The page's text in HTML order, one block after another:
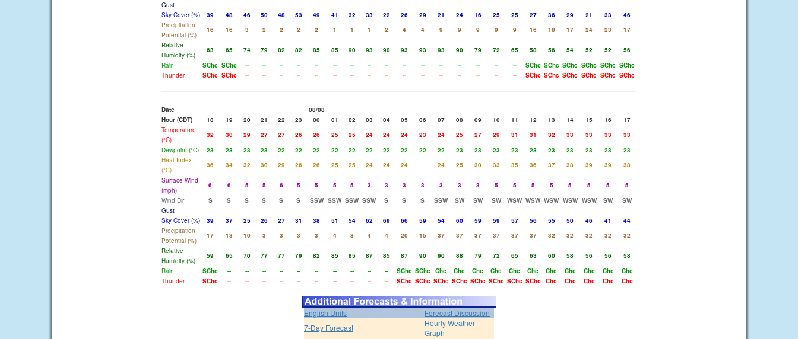
Gust
Sky Cover (%)
39 48 46 50 48 53 49 41 32 33 22 26 29 21 24 16 25 25 27 36 29 21 33
46
Precipitation
Potential (%)
16 16 3 2 2 2 2 1 1 1 2 4 4 9 9 9 9 9 16 18 17 24 23
17
Relative
Humidity (%)
63 65 74 79 82 82 85 85 90 93 90 93 93 93 90 79 72 65 58 56 54 52 52
56
Rain
SChc SChc -- -- -- -- -- -- -- -- -- -- -- -- -- -- -- -- SChc SChc SChc SChc SChc SChc
Thunder
SChc SChc -- -- -- -- -- -- -- -- -- -- -- -- -- -- -- -- SChc SChc SChc SChc SChc SChc
Date
08/08
Hour (CDT)
18 19 20 21 22 23 00 01 02 03 04 05 06 07 08 09 10 11 12 13 14 15 16
17
Temperature
(°C)
32 30 29 27 27 26 26 25 25 24 24 24 23 24 25 27 29 31 31 32 33 33 33
33
Dewpoint (°C)
23 23 23 23 22 22 22 22 22 22 22 22 22 22 23 23 23 23 23 23 23 23 23
23
Heat Index
(°C)
36 34 32 30 29 26 26 25 25 24 24 24 24 25 30 33 35 36 37 38 39 39
38
Surface Wind
(mph)
6 6 5 5 6 5 5 5 5 3 3 3 3 3 3 3 5 5 5 5 5 5 5
5
Wind Dir
S S S S S S SSW SSW SSW SSW S S S SSW SW SW SW WSW WSW WSW WSW WSW SW
SW
Gust
Sky Cover (%)
39 37 25 26 27 31 38 51 54 62 69 66 59 54 60 59 59 57 56 55 50 46 41
44
Precipitation
Potential (%)
17 13 10 3 3 3 3 4 8 4 4 20 15 37 37 37 37 37 37 32 32 32 32
32
Relative
Humidity (%)
59 65 70 77 77 79 82 85 85 87 85 87 90 90 88 79 72 65 63 60 58 56 56
58
Rain
SChc -- -- -- -- -- -- -- -- -- -- SChc SChc Chc Chc Chc Chc Chc Chc Chc Chc Chc Chc
Chc
Thunder
SChc -- -- -- -- -- -- -- -- -- -- SChc SChc SChc SChc SChc SChc SChc SChc Chc Chc Chc Chc Chc
English Units
Forecast Discussion
7-Day Forecast
Hourly Weather
Graph